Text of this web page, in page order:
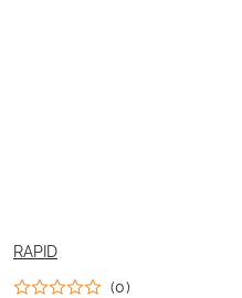
NAZWA
PRODUCENTA:
RAPID
(0)